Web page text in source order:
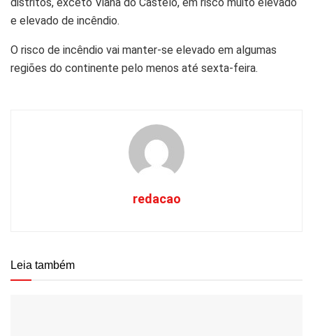
distritos, exceto Viana do Castelo, em risco muito elevado
e elevado de incêndio.
O risco de incêndio vai manter-se elevado em algumas
regiões do continente pelo menos até sexta-feira.
redacao
Leia também